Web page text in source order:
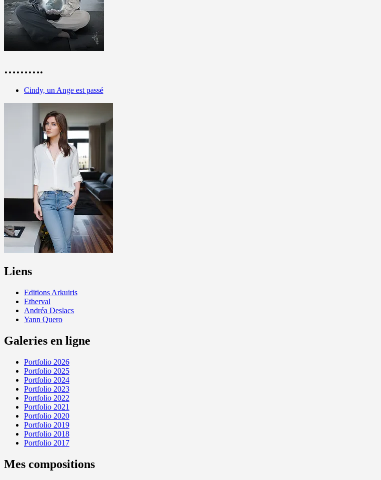
……….
Cindy, un Ange est passé
Liens
Editions Arkuiris
Etherval
Andréa Deslacs
Yann Quero
Galeries en ligne
Portfolio 2026
Portfolio 2025
Portfolio 2024
Portfolio 2023
Portfolio 2022
Portfolio 2021
Portfolio 2020
Portfolio 2019
Portfolio 2018
Portfolio 2017
Mes compositions